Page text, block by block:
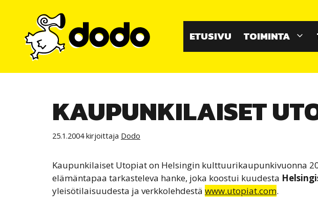
ETUSIVU TOIMINTA
KAUPUNKILAISET
25.1.2004 kirjoittaja Dodo
Kaupunkilaiset Utopiat on Helsingin kulttuurikaupunkivuonna
elämäntapaa tarkasteleva hanke, joka koostui kuudesta
yleisötilaisuudesta ja verkkolehdestä www.utopiat.com.